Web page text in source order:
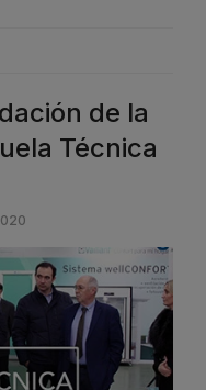
de la
Técnica